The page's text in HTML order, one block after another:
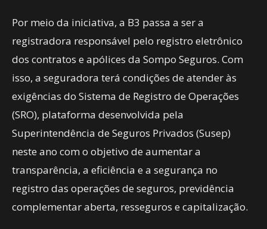
Por meio da iniciativa, a B3 passa a ser a
registradora responsável pelo registro eletrônico
dos contratos e apólices da Sompo Seguros. Com
isso, a seguradora terá condições de atender às
exigências do Sistema de Registro de Operações
(SRO), plataforma desenvolvida pela
Superintendência de Seguros Privados (Susep)
neste ano com o objetivo de aumentar a
transparência, a eficiência e a segurança no
registro das operações de seguros, previdência
complementar aberta, resseguros e capitalização.